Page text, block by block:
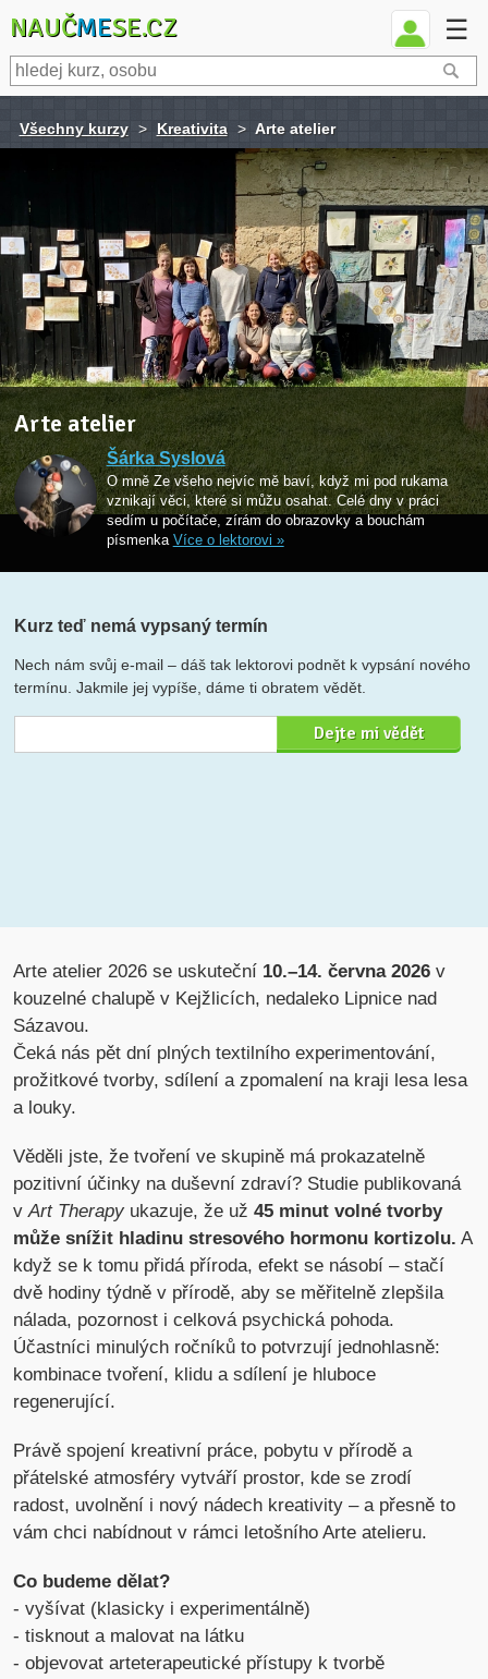
NAUČMESE.CZ ☰
Všechny kurzy > Kreativita > Arte atelier
Arte atelier
Šárka Syslová
O mně Ze všeho nejvíc mě baví, když mi pod rukama
vznikají věci, které si můžu osahat. Celé dny v práci
sedím u počítače, zírám do obrazovky a bouchám
písmenka Více o lektorovi »
Kurz teď nemá vypsaný termín
Nech nám svůj e-mail – dáš tak lektorovi podnět k vypsání nového
termínu. Jakmile jej vypíše, dáme ti obratem vědět.
Arte atelier 2026 se uskuteční 10.–14. června 2026 v
kouzelné chalupě v Kejžlicích, nedaleko Lipnice nad
Sázavou.
Čeká nás pět dní plných textilního experimentování,
prožitkové tvorby, sdílení a zpomalení na kraji lesa lesa
a louky.
Věděli jste, že tvoření ve skupině má prokazatelně
pozitivní účinky na duševní zdraví? Studie publikovaná
vArt Therapy ukazuje, že už45 minut volné tvorby
může snížit hladinu stresového hormonu kortizolu. A
když se k tomu přidá příroda, efekt se násobí – stačí
dvě hodiny týdně v přírodě, aby se měřitelně zlepšila
nálada, pozornost i celková psychická pohoda.
Účastníci minulých ročníků to potvrzují jednohlasně:
kombinace tvoření, klidu a sdílení je hluboce
regenerující.
Právě spojení kreativní práce, pobytu v přírodě a
přátelské atmosféry vytváří prostor, kde se zrodí
radost, uvolnění i nový nádech kreativity – a přesně to
vám chci nabídnout v rámci letošního Arte atelieru.
Co budeme dělat?
- vyšívat (klasicky i experimentálně)
- tisknout a malovat na látku
- objevovat arteterapeutické přístupy k tvorbě